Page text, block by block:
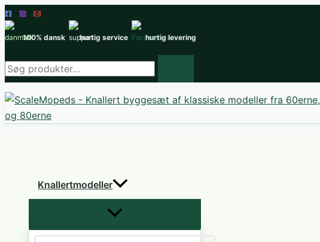
Gå
til
indholdet
100% dansk hurtig service hurtig levering
Søg
efter
produkter
Knallertmodeller